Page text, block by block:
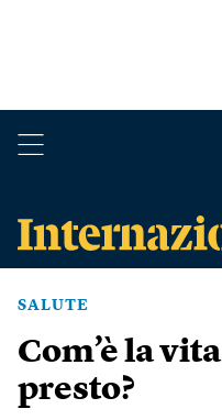
SALUTE
Com’è la
presto?